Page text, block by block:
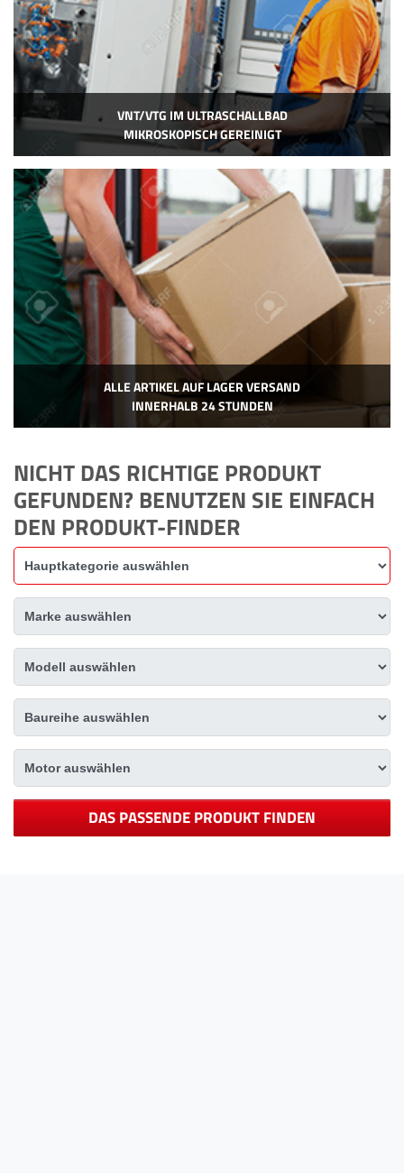
VNT/VTG IM ULTRASCHALLBAD
MIKROSKOPISCH GEREINIGT
ALLE ARTIKEL AUF LAGER VERSAND
INNERHALB 24 STUNDEN
NICHT DAS RICHTIGE PRODUKT
GEFUNDEN? BENUTZEN SIE EINFACH
DEN PRODUKT-FINDER
DAS PASSENDE PRODUKT FINDEN